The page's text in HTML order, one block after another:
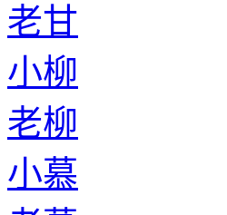
老甘
小柳
老柳
小慕